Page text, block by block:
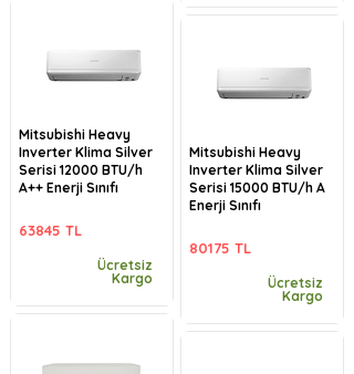
Mitsubishi Heavy
Inverter Klima Silver
Serisi 12000 BTU/h
A++ Enerji Sınıfı
63845 TL
Ücretsiz
Kargo
Mitsubishi Heavy
Inverter Klima Silver
Serisi 15000 BTU/h A
Enerji Sınıfı
80175 TL
Ücretsiz
Kargo